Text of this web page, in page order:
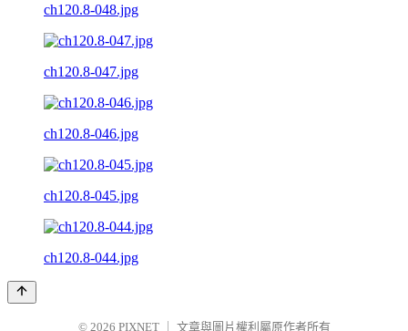
ch120.8-048.jpg
ch120.8-047.jpg
ch120.8-046.jpg
ch120.8-045.jpg
ch120.8-044.jpg
© 2026 PIXNET 文章與圖片權利屬原作者所有